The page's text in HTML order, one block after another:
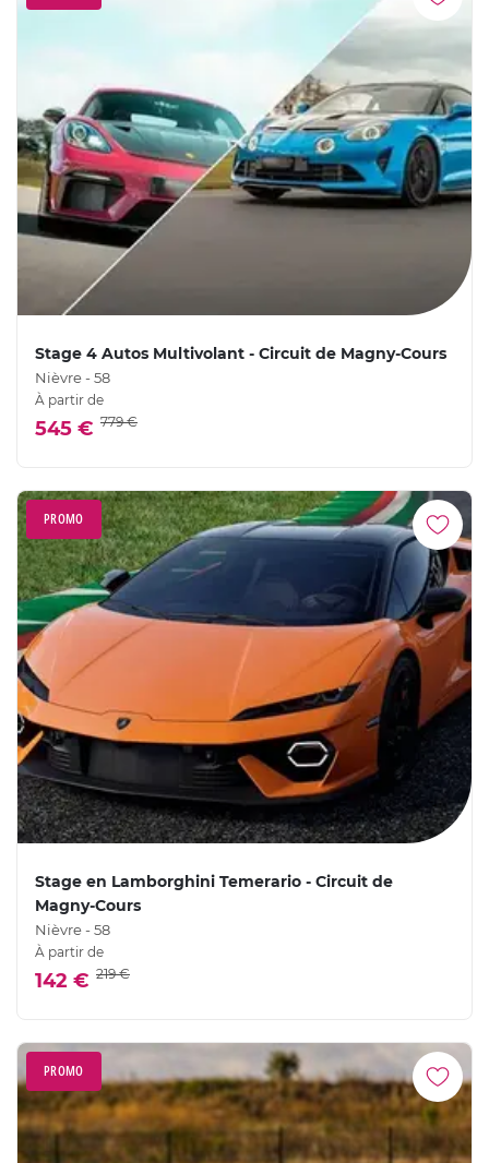
Stage 4 Autos Multivolant - Circuit de Magny-Cours
Nièvre - 58
À partir de
545 € 779 €
PROMO
Stage en Lamborghini Temerario - Circuit de
Magny-Cours
Nièvre - 58
À partir de
142 € 219 €
PROMO